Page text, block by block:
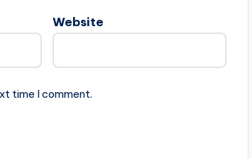
Website
time I comment.